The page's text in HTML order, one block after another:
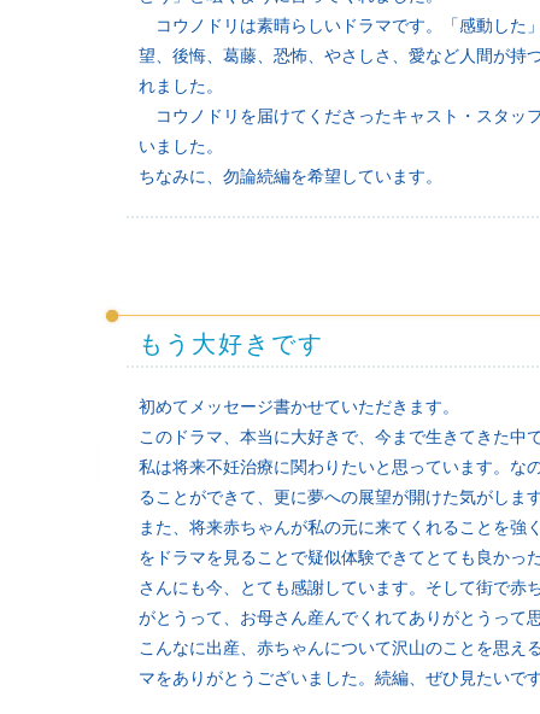
コウノドリは素晴らしいドラマです。「感動した
望、後悔、葛藤、恐怖、やさしさ、愛など人間が持
れました。
コウノドリを届けてくださったキャスト・スタッ
いました。
ちなみに、勿論続編を希望しています。
もう大好きです
初めてメッセージ書かせていただきます。
このドラマ、本当に大好きで、今まで生きてきた
私は将来不妊治療に関わりたいと思っています。な
ることができて、更に夢への展望が開けた気がしま
また、将来赤ちゃんが私の元に来てくれることを
をドラマを見ることで疑似体験できてとても良かっ
さんにも今、とても感謝しています。そして街で赤
がとうって、お母さん産んでくれてありがとうって
こんなに出産、赤ちゃんについて沢山のことを思
マをありがとうございました。続編、ぜひ見たいで